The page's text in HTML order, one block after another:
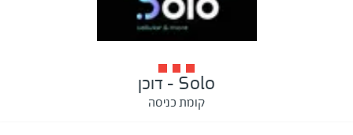
Solo - דוכן
קומת כניסה